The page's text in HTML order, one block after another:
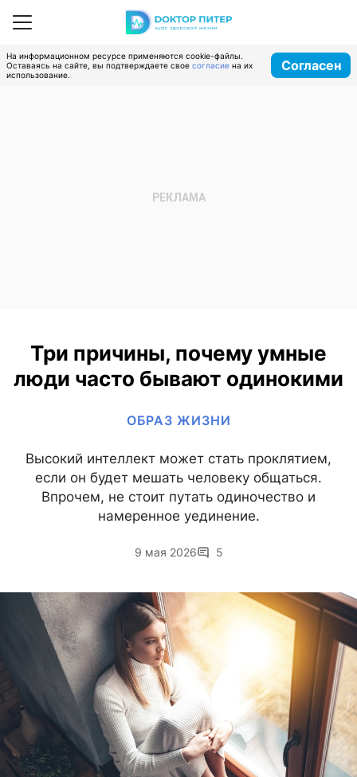
На информационном ресурсе применяются cookie-файлы.
Оставаясь на сайте, вы подтверждаете свое согласие на их
использование.
Согласен
Три причины, почему умные
люди часто бывают одинокими
ОБРАЗ ЖИЗНИ
Высокий интеллект может стать проклятием,
если он будет мешать человеку общаться.
Впрочем, не стоит путать одиночество и
намеренное уединение.
9 мая 2026 5